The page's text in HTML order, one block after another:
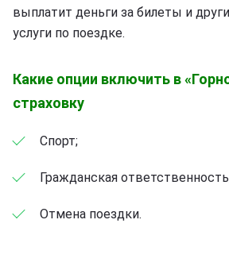
выплатит деньги за билеты и
услуги по поездке.
Какие опции включить в
страховку
Спорт;
Гражданская
Отмена поездки.